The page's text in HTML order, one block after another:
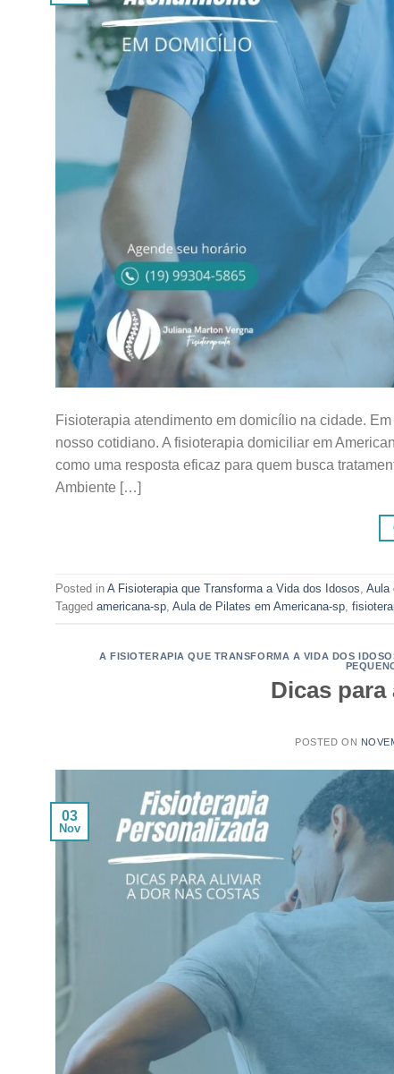
Fisioterapia atendimento em domicílio na cidade.
nosso cotidiano. A fisioterapia domiciliar em
como uma resposta eficaz para quem busca
Ambiente […]
Posted in A Fisioterapia que Transforma a Vida dos Idosos, Aula
Tagged americana-sp, Aula de Pilates em Americana-sp,
A FISIOTERAPIA QUE TRANSFORMA A VIDA DOS
Dicas
POSTED ON
03
Nov